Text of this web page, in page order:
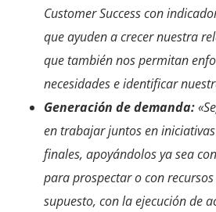
Customer Success con
que ayuden a crecer nuestra
que también nos permitan
necesidades e identificar
Generación de demanda:
en trabajar juntos en
finales, apoyándolos ya sea
para prospectar o con
supuesto, con la ejecución de